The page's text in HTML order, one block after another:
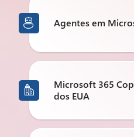
 Agentes em

Microsoft 365
dos EUA